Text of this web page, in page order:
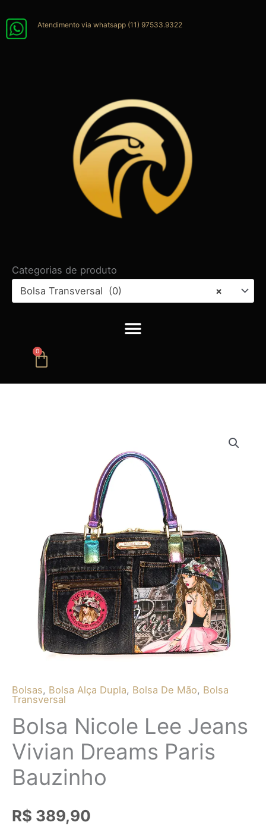
para
Atendimento via whatsapp (11) 97533.9322
Categorias de produto
×
Bolsa Transversal (0)
0
Carrinho
Bolsas, Bolsa Alça Dupla, Bolsa De Mão, Bolsa
Transversal
Bolsa Nicole Lee Jeans
Vivian Dreams Paris
Bauzinho
R$ 389,90